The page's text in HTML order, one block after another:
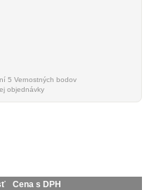
Nákupom tohoto produktu získate po zaplatení 5 Vernostných bodov
objednávky
Cena s DPH